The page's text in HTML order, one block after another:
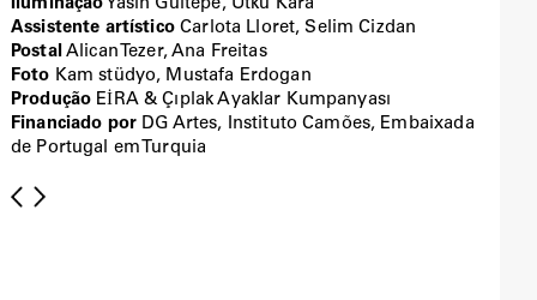
Iluminação Yasin Gültepe, Utku Kara
Assistente artísticoCarlota Lloret, Selim Cizdan
Postal Alican Tezer, Ana Freitas
Foto Kam stüdyo, Mustafa Erdogan
Produção EİRA & Çıplak Ayaklar Kumpanyası
Financiado por DG Artes, Instituto Camões, Embaixada
de Portugal em Turquia